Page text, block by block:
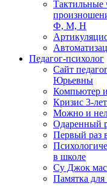
Тактильные
Ф, М, Н
Педагог-психолог
Сайт
Юрьевны
Компьютер
Кризис 3-лет
Можно и
Одаренный
Первый раз
в школе
Су Джок
Памятка для